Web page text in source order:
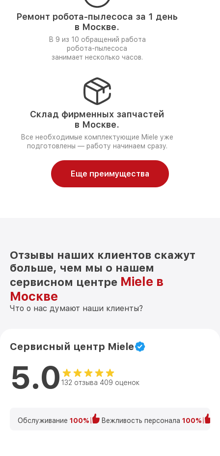
Ремонт робота-пылесоса за 1 день
в Москве.
В 9 из 10 обращений работа
робота-пылесоса
занимает несколько часов.
Склад фирменных запчастей
в Москве.
Все необходимые комплектующие Miele уже
подготовлены — работу начинаем сразу.
Еще преимущества
Отзывы наших клиентов скажут
больше, чем мы о нашем
сервисном центре Miele в
Москве
Что о нас думают наши клиенты?
Сервисный центр Miele
5.0 132 отзыва 409 оценок
Обслуживание 100% Вежливость персонала 100%